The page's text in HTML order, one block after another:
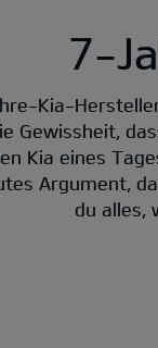
7-
Kia-
Gewissheit,
Kia eines
Argument,
du alles,